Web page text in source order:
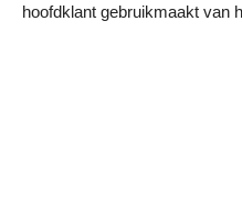
hoofdklant gebruikmaakt van